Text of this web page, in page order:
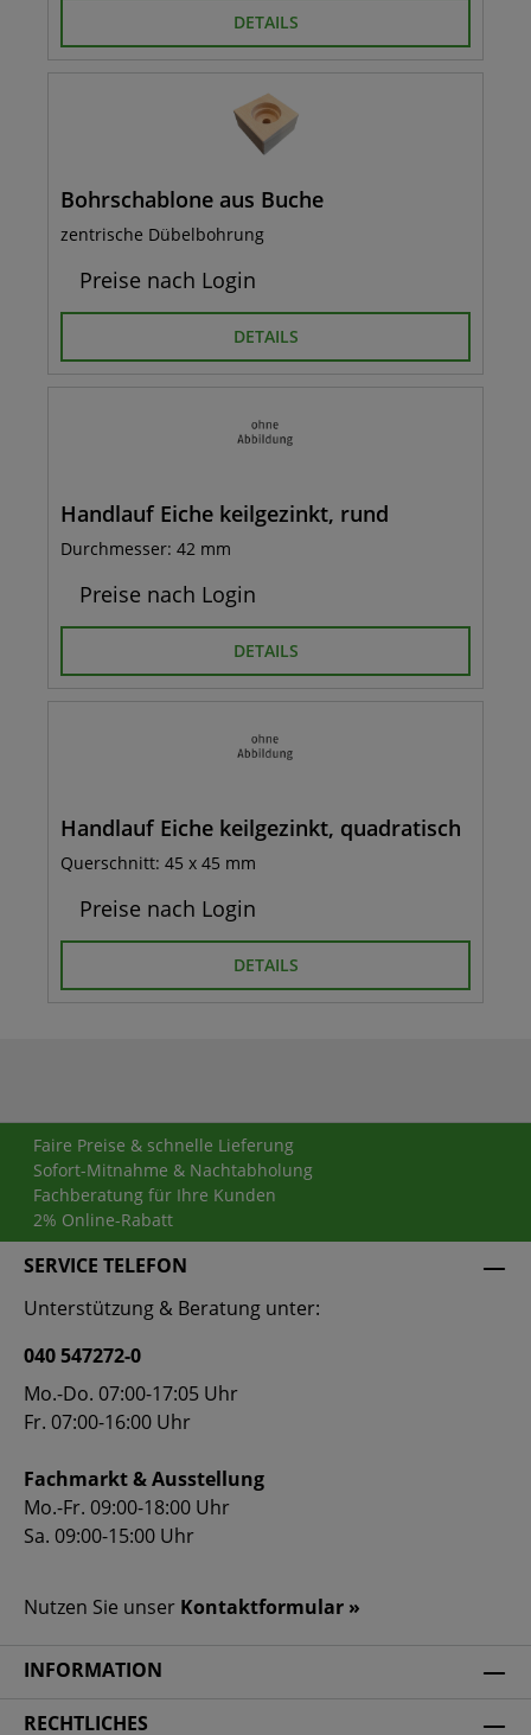
DETAILS
Bohrschablone aus Buche
zentrische Dübelbohrung
Preise nach Login
DETAILS
Handlauf Eiche keilgezinkt, rund
Durchmesser: 42 mm
Preise nach Login
DETAILS
Handlauf Eiche keilgezinkt, quadratisch
Querschnitt: 45 x 45 mm
Preise nach Login
DETAILS
Faire Preise & schnelle Lieferung
Sofort-Mitnahme & Nachtabholung
Fachberatung für Ihre Kunden
2% Online-Rabatt
SERVICE TELEFON
Unterstützung & Beratung unter:
040 547272-0
Mo.-Do. 07:00-17:05 Uhr
Fr. 07:00-16:00 Uhr
Fachmarkt & Ausstellung
Mo.-Fr. 09:00-18:00 Uhr
Sa. 09:00-15:00 Uhr
Nutzen Sie unser Kontaktformular »
INFORMATION
RECHTLICHES